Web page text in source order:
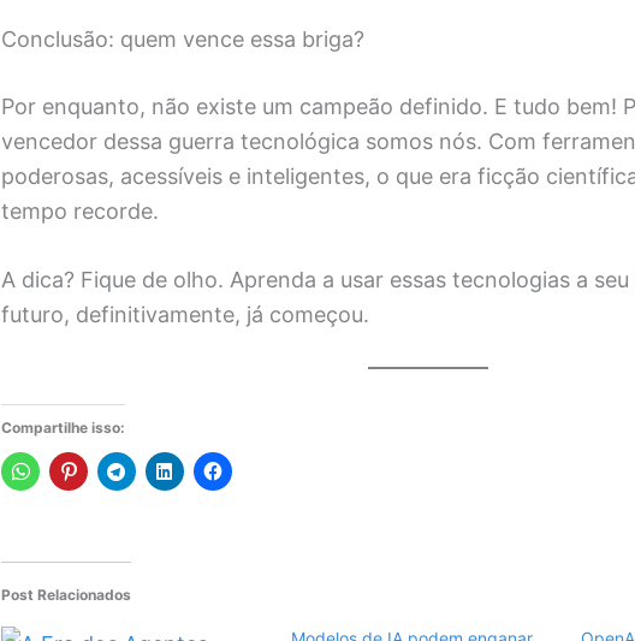
Conclusão: quem vence essa briga?
Por enquanto, não existe um campeão definido. E tudo bem!
vencedor dessa guerra tecnológica somos nós. Com
poderosas, acessíveis e inteligentes, o que era ficção
tempo recorde.
A dica? Fique de olho. Aprenda a usar essas tecnologias a
futuro, definitivamente, já começou.
Compartilhe isso:
Post Relacionados